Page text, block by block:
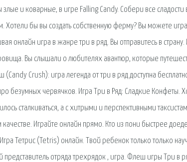
и коварные, в игре Falling Candy. Собери все
Хотели бы вы создать собственную ферму? Вы можете
онлайн игра в жанре три в ряд. Вы отправитесь в
Вы слышали о любителях авантюр, которые
(Candy Crush): игра легенда от три в ряд доступна
безумных червячков. Игра Три в Ряд: Сладкие Конфеты.
сталкиваться, а с хитрыми и перспективными
Играйте онлайн прямо. Кто из пони быстрее
Игра Тетрис (Tetris) онлайн. Твой ребенок только только
отряда трехрядок , игра. Флеш игры Три в